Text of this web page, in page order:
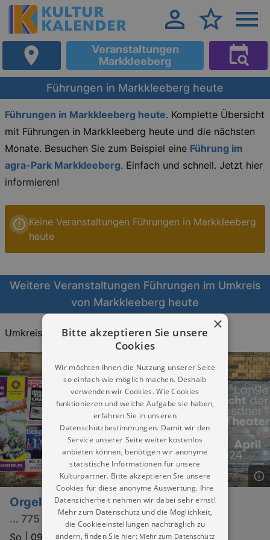
Veranstaltungen
Markkleeberg
Führungen in Markkleeberg heute
Führungen in Markkleeberg heute. Komplette Übersicht
mit Führungen in Markkleeberg heute und die nächsten
Monate. Besuchen Sie zum Beispiel eine Führung im
agra-Park Markkleeberg. Einfach und schnell. Jetzt hier
informieren!
Keine Veranstaltungen Führungen in Markkleeberg
heute
Weitere Veranstaltungen Führungen im Umkreis
von Markkleeberg heute
Umkreis: 20KM 30KM 40KM
Orgelführung
... 775 Jahre Grethen
So | 09.08.2026 | 11:30
×
Bitte akzeptieren Sie unsere
Cookies
Wir möchten Ihnen die Nutzung unserer Seite
so einfach wie möglich machen. Deshalb
verwenden wir Cookies. Wie Cookies
funktionieren und welche Aufgabe sie haben,
erfahren Sie in unseren
Datenschutzbestimmungen. Damit wir den
Service unserer Seite weiter kostenlos
anbieten können, benötigen wir anonyme
statistische Informationen für unsere
Kulturpartner. Bitte akzeptieren Sie unsere
Cookies für diese anonyme Auswertung. Ihre
Datensicherheit nehmen wir dabei sehr ernst!
Mehr zum Datenschutz und die Möglichkeit,
die Cookieeinstellungen nachträglich zu
ändern, finden Sie hier: Mehr zum Datenschutz